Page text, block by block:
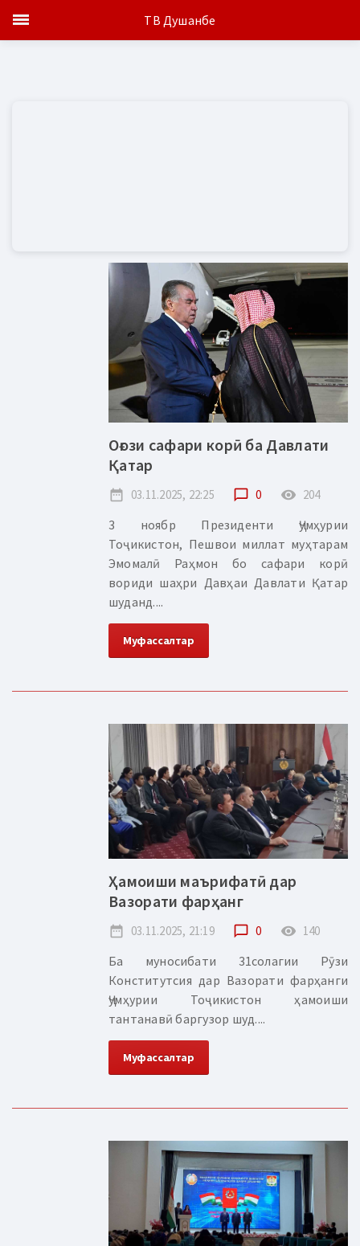
Оғози сафари корӣ ба Давлати
Қатар
date_range 03.11.2025, 22:25 chat_bubble_outline 0 remove_red_eye 204
3 ноябр Президенти Ҷумҳурии
Тоҷикистон, Пешвои миллат муҳтарам
Эмомалӣ Раҳмон бо сафари корӣ
вориди шаҳри Давҳаи Давлати Қатар
шуданд....
Муфассалтар
Ҳамоиши маърифатӣ дар
Вазорати фарҳанг
date_range 03.11.2025, 21:19 chat_bubble_outline 0 remove_red_eye 140
Ба муносибати 31солагии Рӯзи
Конститутсия дар Вазорати фарҳанги
Ҷумҳурии Тоҷикистон ҳамоиши
тантанавӣ баргузор шуд....
Муфассалтар
ТВ Душанбе